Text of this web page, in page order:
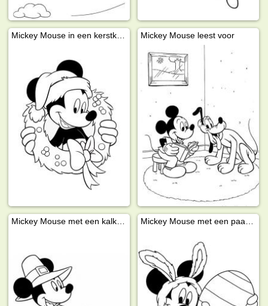
Mickey Mouse leest voor
Mickey Mouse met een kalkoen Mickey Mouse met een paasei